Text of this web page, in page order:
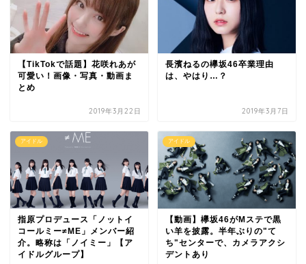
【TikTokで話題】花咲れあが
可愛い！画像・写真・動画ま
とめ
2019年3月22日
長濱ねるの欅坂46卒業理由
は、やはり…？
2019年3月7日
アイドル
指原プロデュース「ノットイ
コールミー≠ME」メンバー紹
介。略称は「ノイミー」【ア
イドルグループ】
アイドル
【動画】欅坂46がMステで黒
い羊を披露。半年ぶりの"て
ち"センターで、カメラアクシ
デントあり